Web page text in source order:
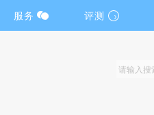
服务 评测